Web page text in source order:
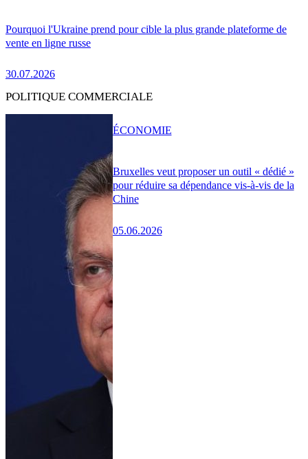
Pourquoi l'Ukraine prend pour cible la plus grande plateforme de
vente en ligne russe
30.07.2026
POLITIQUE COMMERCIALE
Bruxelles veut proposer un outil « dédié »
pour réduire sa dépendance vis-à-vis de la
Chine
05.06.2026
ÉCONOMIE